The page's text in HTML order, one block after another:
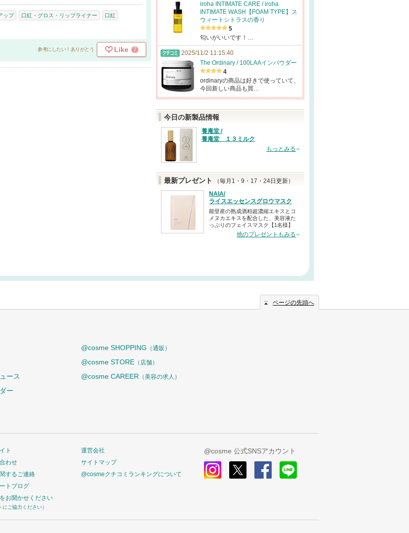
ップ 口紅・グロス・リップライナー 口紅
参考にしたい！ありがとう Like 7
iroha INTIMATE CARE / iroha
INTIMATE WASH【FOAM TYPE】ス
ウィートシトラスの香り
5
匂いがいいです！…
2025/11/2 11:15:40
The Ordinary / 100LAAインパウダー
4
ordinaryの商品は好きで使っていて、
今回新しい商品も買…
今日の新製品情報
養庵堂 /
養庵堂 １３ミルク
もっとみる
最新プレゼント
（毎月1・9・17・24日更新）
NAIA/
ライスエッセンスグロウマスク
能登産の熟成酒粕超濃縮エキスとコ
メヌカエキスを配合した、美容液た
っぷりのフェイスマスク【1名様】
他のプレゼントもみる
ページの先頭へ
ース
ー
@cosme SHOPPING （通販）
@cosme STORE （店舗）
@cosme CAREER （美容の求人）
ト
わせ
するご連絡
トブログ
お聞かせください
にご協力ください）
運営会社
サイトマップ
@cosmeクチコミランキングについて
@cosme 公式SNSアカウント